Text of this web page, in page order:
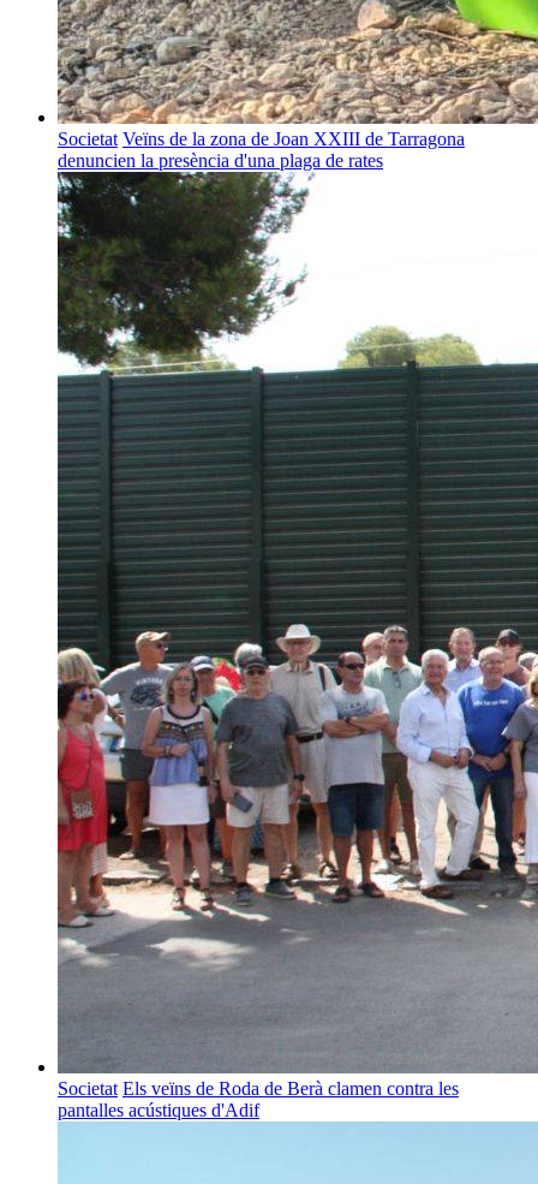
Societat Veïns de la zona de Joan XXIII de Tarragona
denuncien la presència d'una plaga de rates
Societat Els veïns de Roda de Berà clamen contra les
pantalles acústiques d'Adif